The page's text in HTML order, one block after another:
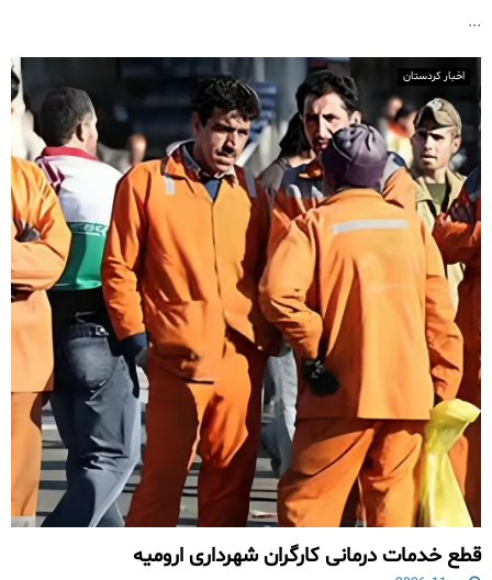
...
اخبار کردستان
قطع خدمات درمانی کارگران شهرداری ارومیه